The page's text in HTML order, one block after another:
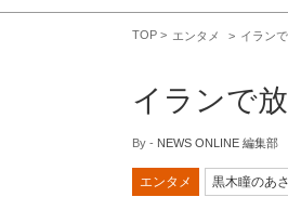
TOP エンタメ イラン
イランで
By - NEWS ONLINE 編集部
エンタメ 黒木瞳のあ